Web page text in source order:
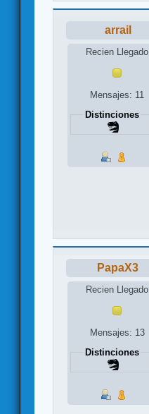
arrail
Recien Llegado
Mensajes: 11
Distinciones
PapaX3
Recien Llegado
Mensajes: 13
Distinciones